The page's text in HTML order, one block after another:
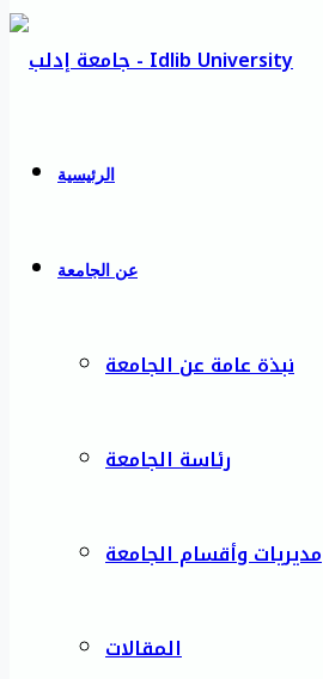
الرئيسية
عن الجامعة
نبذة عامة عن الجامعة
رئاسة الجامعة
مديريات وأقسام الجامعة
المقالات